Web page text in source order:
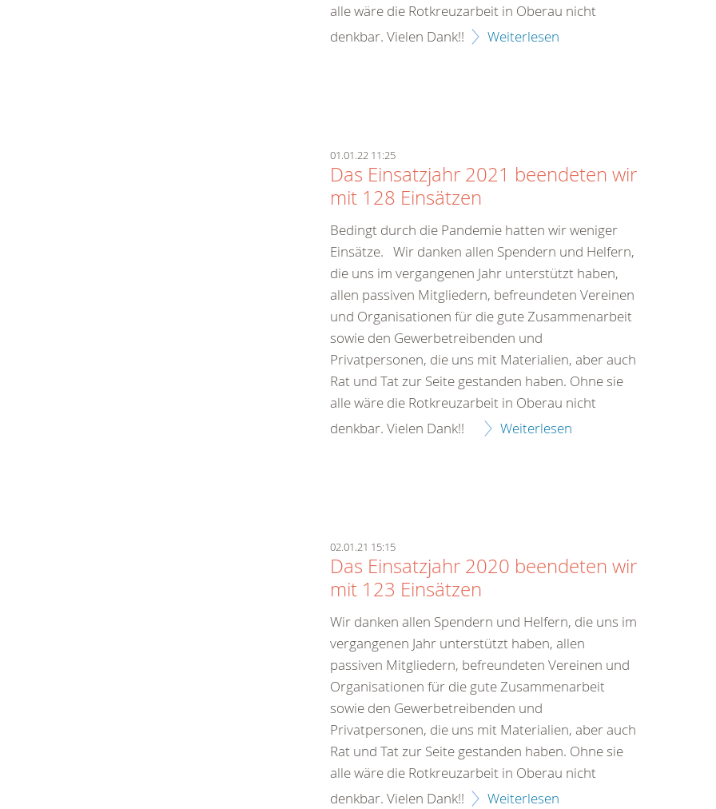
alle wäre die Rotkreuzarbeit in Oberau nicht
denkbar. Vielen Dank!!
Weiterlesen
01.01.22 11:25
Das Einsatzjahr 2021 beendeten wir
mit 128 Einsätzen
Bedingt durch die Pandemie hatten wir weniger
Einsätze. Wir danken allen Spendern und Helfern,
die uns im vergangenen Jahr unterstützt haben,
allen passiven Mitgliedern, befreundeten Vereinen
und Organisationen für die gute Zusammenarbeit
sowie den Gewerbetreibenden und
Privatpersonen, die uns mit Materialien, aber auch
Rat und Tat zur Seite gestanden haben. Ohne sie
alle wäre die Rotkreuzarbeit in Oberau nicht
denkbar. Vielen Dank!!
Weiterlesen
02.01.21 15:15
Das Einsatzjahr 2020 beendeten wir
mit 123 Einsätzen
Wir danken allen Spendern und Helfern, die uns im
vergangenen Jahr unterstützt haben, allen
passiven Mitgliedern, befreundeten Vereinen und
Organisationen für die gute Zusammenarbeit
sowie den Gewerbetreibenden und
Privatpersonen, die uns mit Materialien, aber auch
Rat und Tat zur Seite gestanden haben. Ohne sie
alle wäre die Rotkreuzarbeit in Oberau nicht
denkbar. Vielen Dank!!
Weiterlesen